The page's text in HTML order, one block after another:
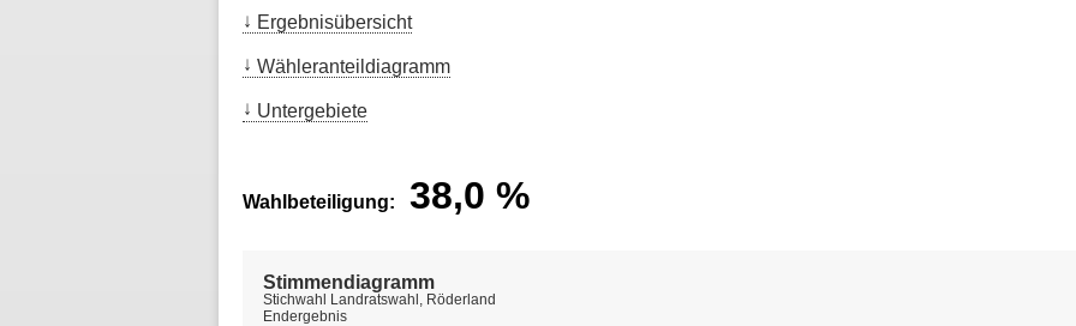
Ergebnisübersicht
Wähleranteildiagramm
Untergebiete
Wahlbeteiligung: 38,0 %
Stimmendiagramm
Stichwahl Landratswahl, Röderland
Endergebnis